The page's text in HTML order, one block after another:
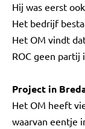
Hij was eerst
Het bedrijf
Het OM vindt
ROC geen partij
Project in
Het OM heeft
waarvan eentje